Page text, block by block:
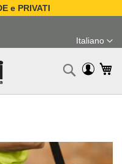
e PRIVATI
Lingua
Italiano